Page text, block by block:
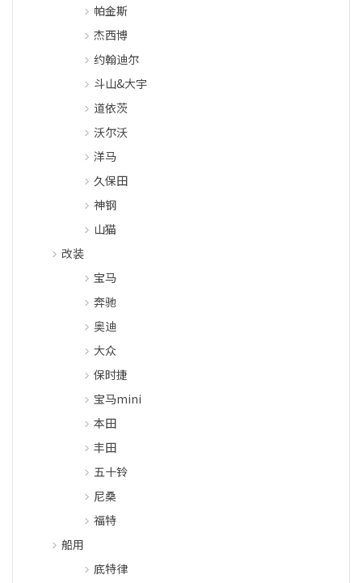
帕金斯
杰西博
约翰迪尔
斗山&大宇
道依茨
沃尔沃
洋马
久保田
神钢
山猫
改装
宝马
奔驰
奥迪
大众
保时捷
宝马mini
本田
丰田
五十铃
尼桑
福特
船用
底特律